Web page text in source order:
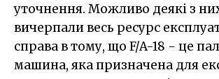
уточнення. Можливо деякі з
вичерпали весь ресурс
справа в тому, що F/A-18 - це
машина, яка призначена для